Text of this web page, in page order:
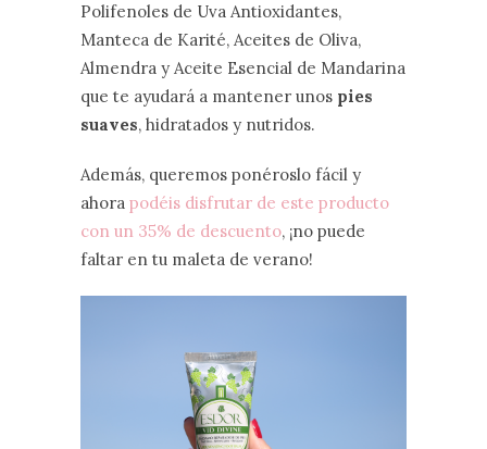
Polifenoles de Uva Antioxidantes,
Manteca de Karité, Aceites de Oliva,
Almendra y Aceite Esencial de Mandarina
que te ayudará a mantener unos pies
suaves, hidratados y nutridos.
Además, queremos ponéroslo fácil y
ahora podéis disfrutar de este producto
con un 35% de descuento, ¡no puede
faltar en tu maleta de verano!